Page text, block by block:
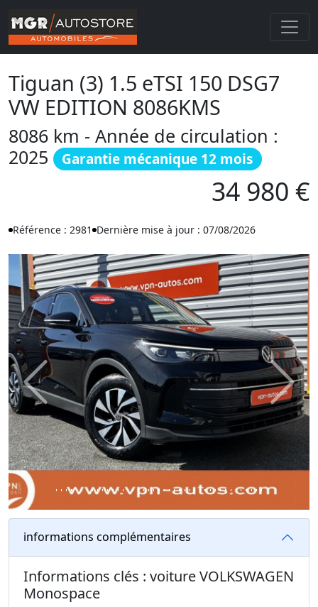
Tiguan (3) 1.5 eTSI 150 DSG7
VW EDITION 8086KMS
8086 km - Année de circulation :
2025
Garantie mécanique 12 mois
34 980 €
Référence : 2981 Dernière mise à jour : 07/08/2026
Previous Next
informations complémentaires
Informations clés : voiture VOLKSWAGEN
Monospace